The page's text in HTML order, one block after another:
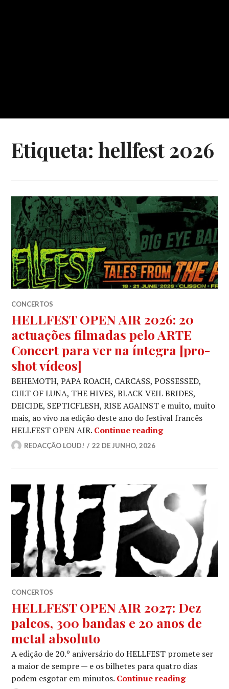
Etiqueta:hellfest 2026
CONCERTOS
HELLFEST OPEN AIR 2026: 20
actuações filmadas pelo ARTE
Concert para ver na íntegra [pro-
shot vídeos]
BEHEMOTH, PAPA ROACH, CARCASS, POSSESSED,
CULT OF LUNA, THE HIVES, BLACK VEIL BRIDES,
DEICIDE, SEPTICFLESH, RISE AGAINST e muito, muito
mais, ao vivo na edição deste ano do festival francês
HELLFEST OPEN AIR. Continue readingHELLFEST
REDACÇÃO LOUD! 22 DE JUNHO, 2026
CONCERTOS
HELLFEST OPEN AIR 2027: Dez
palcos, 300 bandas e 20 anos de
metal absoluto
A edição de 20.º aniversário do HELLFEST promete ser
a maior de sempre — e os bilhetes para quatro dias
podem esgotar em minutos. Continue reading